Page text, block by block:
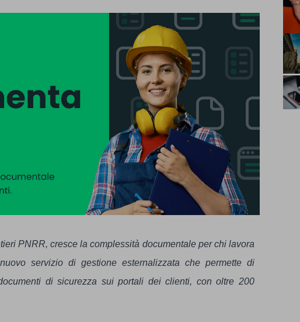
PNRR, cresce la complessità documentale per chi lavora
servizio di gestione esternalizzata che permette di
di sicurezza sui portali dei clienti, con oltre 200